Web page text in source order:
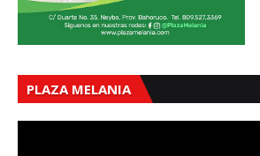
PLAZA MELANIA